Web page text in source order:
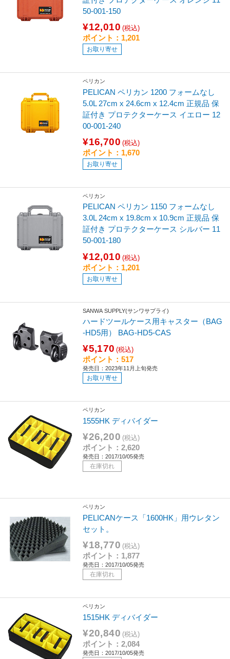
50-001-150
¥12,010 (税込)
ポイント：1,201
お取り寄せ
ペリカン
PELICAN ペリカン 1200 フォームなし
5.0L 27cm x 24.6cm x 12.4cm 正規品 保
証付き プロテクターケース イエロー 12
00-001-240
¥16,700 (税込)
ポイント：1,670
お取り寄せ
ペリカン
PELICAN ペリカン 1150 フォームなし
3.0L 24cm x 19.8cm x 10.9cm 正規品 保
証付き プロテクターケース シルバー 11
50-001-180
¥12,010 (税込)
ポイント：1,201
お取り寄せ
SANWA SUPPLY(サンワサプライ)
ハードツールケース用キャスター（BAG
-HD5用） BAG-HD5-CAS
¥5,170 (税込)
ポイント：517
発売日：2023年11月上旬発売
お取り寄せ
ペリカン
1555HK ディバイダー
¥26,200 (税込)
ポイント：2,620
発売日：2017/10/05発売
在庫切れ
ペリカン
PELICANケース「1600HK」用ウレタン
セット。
¥18,770 (税込)
ポイント：1,877
発売日：2017/10/05発売
在庫切れ
ペリカン
1515HK ディバイダー
¥20,840 (税込)
ポイント：2,084
発売日：2017/10/05発売